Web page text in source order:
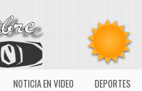
NOTICIA EN VIDEO DEPORTES